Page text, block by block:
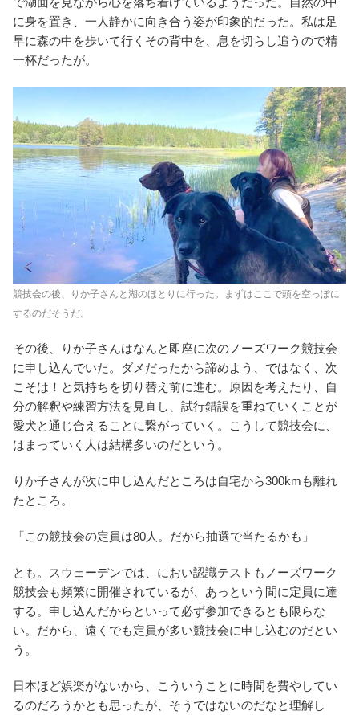
に身を置き、一人静かに向き合う姿が印象的だった。私は足
早に森の中を歩いて行くその背中を、息を切らし追うので精
一杯だったが。
競技会の後、りか子さんと湖のほとりに行った。まずはここで頭を空っぽに
するのだそうだ。
その後、りか子さんはなんと即座に次のノーズワーク競技会
に申し込んでいた。ダメだったから諦めよう、ではなく、次
こそは！と気持ちを切り替え前に進む。原因を考えたり、自
分の解釈や練習方法を見直し、試行錯誤を重ねていくことが
愛犬と通じ合えることに繋がっていく。こうして競技会に、
はまっていく人は結構多いのだという。
りか子さんが次に申し込んだところは自宅から300kmも離れ
たところ。
「この競技会の定員は80人。だから抽選で当たるかも」
とも。スウェーデンでは、におい認識テストもノーズワーク
競技会も頻繁に開催されているが、あっという間に定員に達
する。申し込んだからといって必ず参加できるとも限らな
い。だから、遠くでも定員が多い競技会に申し込むのだとい
う。
日本ほど娯楽がないから、こういうことに時間を費やしてい
るのだろうかとも思ったが、そうではないのだなと理解し